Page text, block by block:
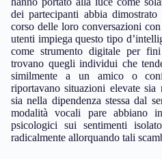
dei partecipanti abbia
corso delle loro conversazioni
utenti impiega questo tipo
come strumento digitale per
trovano quegli individui che
similmente a un amico o
riportavano situazioni elevate
sia nella dipendenza stessa dal
modalità vocali pare abbiano
psicologici sui sentimenti
radicalmente allorquando tali